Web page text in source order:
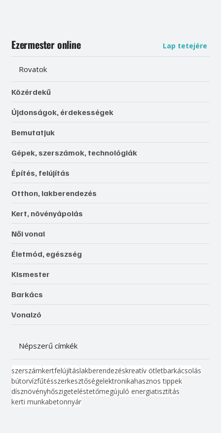
Ezermester online Lap tetejére
Rovatok
Közérdekű
Újdonságok, érdekességek
Bemutatjuk
Gépek, szerszámok, technológiák
Építés, felújítás
Otthon, lakberendezés
Kert, növényápolás
Női vonal
Életmód, egészség
Kismester
Barkács
Vonalzó
Népszerű címkék
szerszámkertfelújításlakberendezéskreatív ötletbarkácsolás
bútorvízfűtésszerkesztőségelektronikahasznos tippek
dísznövényhőszigeteléstetőmegújuló energiatisztítás
kerti munkabetonnyár